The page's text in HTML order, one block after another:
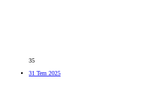
35
31 Tem 2025